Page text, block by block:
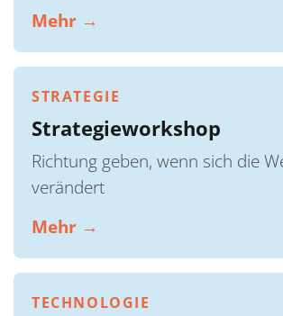
Mehr →
STRATEGIE
Strategieworkshop
Richtung geben, wenn sich die
verändert
Mehr →
TECHNOLOGIE